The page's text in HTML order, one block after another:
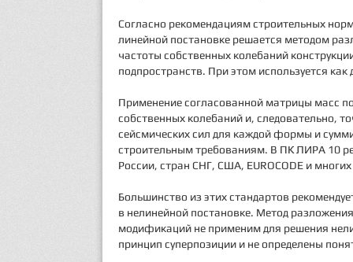
Согласно рекомендациям строительных
линейной постановке решается методом
частоты собственных колебаний
подпространств. При этом используется
Применение согласованной матрицы масс
собственных колебаний и, следовательно,
сейсмических сил для каждой формы и
строительным требованиям. В ПК ЛИРА 10
России, стран СНГ, США, EUROCODE и многих
Большинство из этих стандартов
в нелинейной постановке. Метод
модификаций не применим для решения
принцип суперпозиции и не определены